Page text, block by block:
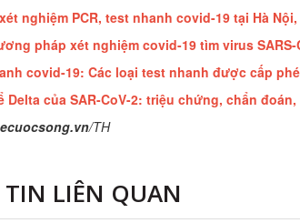
nghiệm PCR, test nhanh covid-19 tại Hà
pháp xét nghiệm covid-19 tìm virus SARS-
covid-19: Các loại test nhanh được cấp
Delta của SAR-CoV-2: triệu chứng, chẩn
/TH
TIN LIÊN QUAN